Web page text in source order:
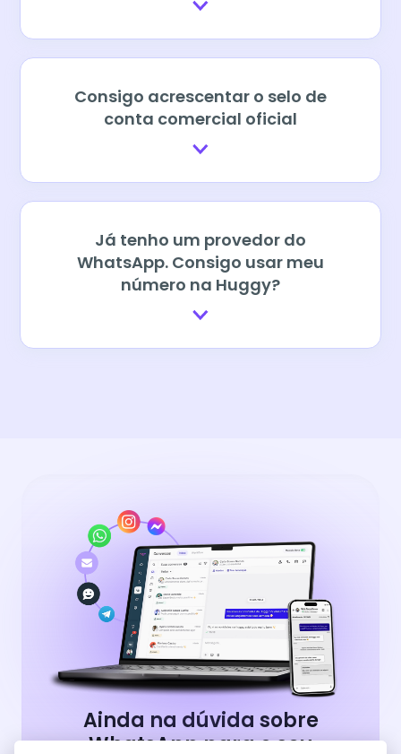
Consigo acrescentar o selo de
conta comercial oficial
Já tenho um provedor do
WhatsApp. Consigo usar meu
número na Huggy?
Ainda na dúvida sobre
WhatsApp para o seu